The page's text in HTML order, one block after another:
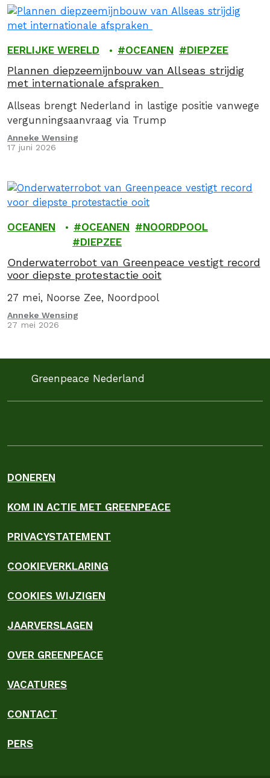
EERLIJKE WERELD OCEANEN DIEPZEE
Plannen diepzeemijnbouw van Allseas strijdig
met internationale afspraken
Allseas brengt Nederland in lastige positie vanwege
vergunningsaanvraag via Trump
Anneke Wensing
17 juni 2026
OCEANEN OCEANEN
NOORDPOOL
DIEPZEE
Onderwaterrobot van Greenpeace vestigt record
voor diepste protestactie ooit
27 mei, Noorse Zee, Noordpool
Anneke Wensing
27 mei 2026
Greenpeace Nederland
DONEREN
KOM IN ACTIE MET GREENPEACE
PRIVACYSTATEMENT
COOKIEVERKLARING
COOKIES WIJZIGEN
JAARVERSLAGEN
OVER GREENPEACE
VACATURES
CONTACT
PERS